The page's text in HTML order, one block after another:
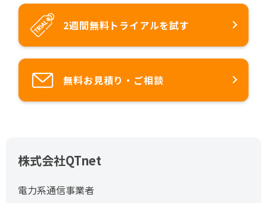
2週間無料トライアルを試す
無料お見積り・ご相談
株式会社QTnet
電力系通信事業者